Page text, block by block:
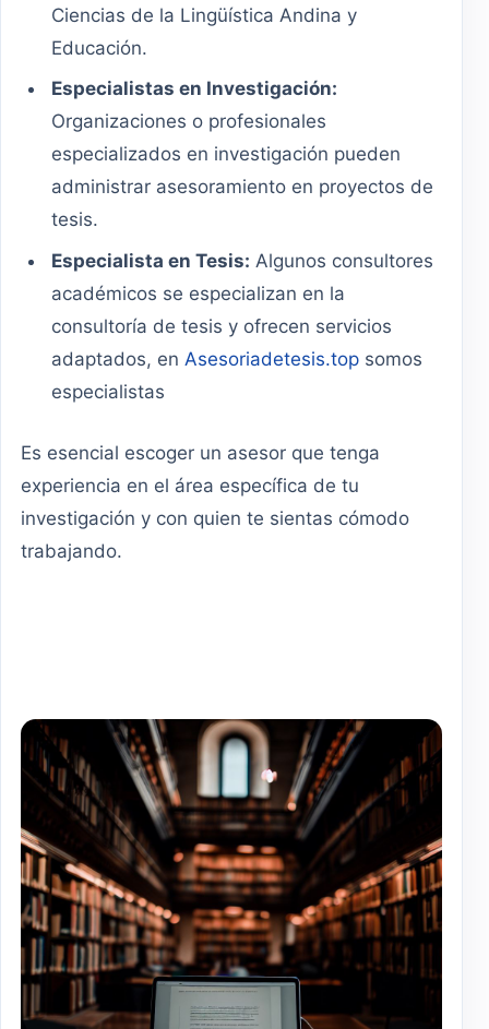
Ciencias de la Lingüística Andina y
Educación.
Especialistas en Investigación:
Organizaciones o profesionales
especializados en investigación pueden
administrar asesoramiento en proyectos de
tesis.
Especialista en Tesis: Algunos consultores
académicos se especializan en la
consultoría de tesis y ofrecen servicios
adaptados, enAsesoriadetesis.top somos
especialistas
Es esencial escoger un asesor que tenga
experiencia en el área específica de tu
investigación y con quien te sientas cómodo
trabajando.